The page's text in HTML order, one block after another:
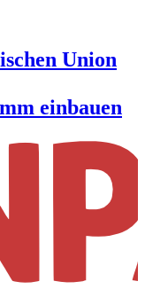
Union
einbauen